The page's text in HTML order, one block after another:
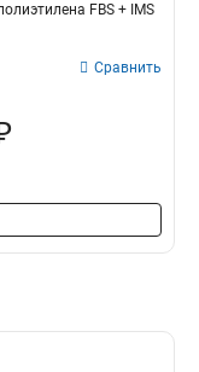
FBS + IMS
Сравнить